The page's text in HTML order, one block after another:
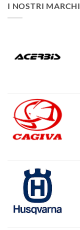
I NOSTRI MARCHI